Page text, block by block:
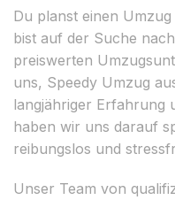
Du planst einen
bist auf der Suche
preiswerten
uns, Speedy Umzug
langjähriger Erfahrung
haben wir uns darauf
reibungslos und
Unser Team von